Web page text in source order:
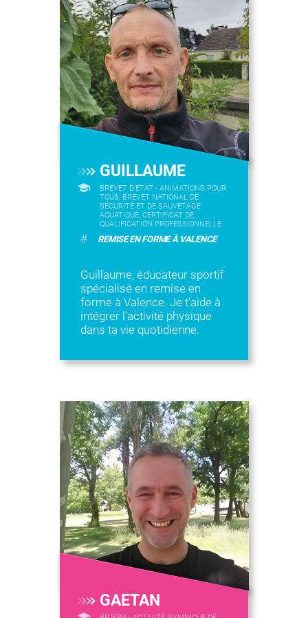
GUILLAUME
BREVET D'ETAT - ANIMATIONS POUR
TOUS, BREVET NATIONAL DE
SÉCURITÉ ET DE SAUVETAGE
AQUATIQUE, CERTIFICAT DE
QUALIFICATION PROFESSIONNELLE
# REMISE EN FORME À VALENCE
Guillaume, éducateur sportif
spécialisé en remise en
forme à Valence. Je t'aide à
intégrer l'activité physique
dans ta vie quotidienne.
GAETAN